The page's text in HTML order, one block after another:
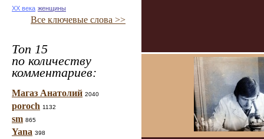
ХХ века женщины
Все ключевые слова >>
Топ 15
по количеству
комментариев:
Магаз Анатолий 2040
poroch 1132
sm 865
Yana 398